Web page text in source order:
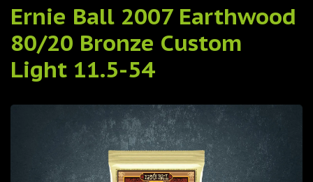
Ernie Ball 2007 Earthwood
80/20 Bronze Custom
Light 11.5-54